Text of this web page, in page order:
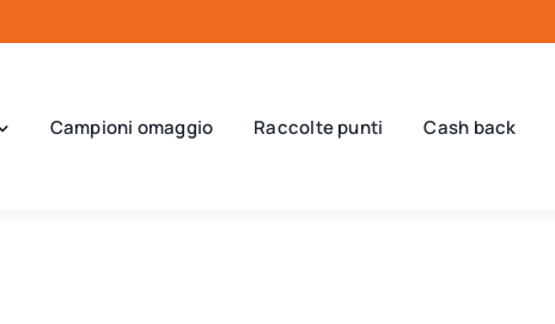
Campioni omaggio Raccolte punti Cash back